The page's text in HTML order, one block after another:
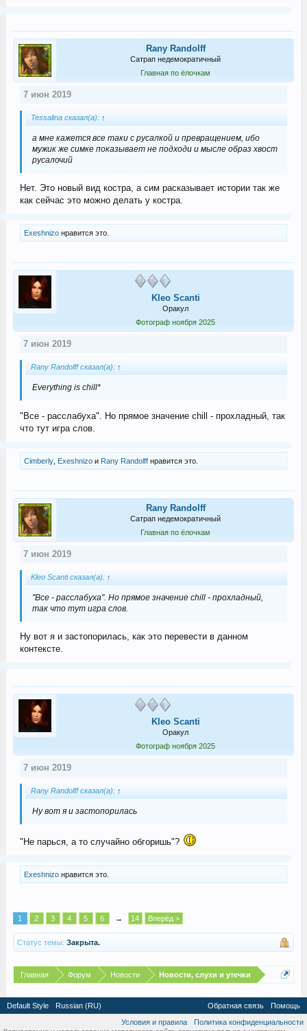
Rany Randolff
Сатрап недемократичный
Главная по ёлочкам
7 июн 2019
Tessalina сказал(а): ↑
а мне кажется все таки с русалкой и превращением, ибо
мужик же симке показывает не подходи и мысле образ хвост
русалочий
Нет. Это новый вид костра, а сим расказывает истории так же
как сейчас это можно делать у костра.
Exeshnizoнравится это.
Kleo Scanti
Оракул
Фотограф ноября 2025
7 июн 2019
Rany Randolff сказал(а): ↑
Everything is chill*
"Все - расслабуха". Но прямое значение chill - прохладный, так
что тут игра слов.
Cimberly, Exeshnizoи Rany Randolffнравится это.
Rany Randolff
Сатрап недемократичный
Главная по ёлочкам
7 июн 2019
Kleo Scanti сказал(а): ↑
"Все - расслабуха". Но прямое значение chill - прохладный,
так что тут игра слов.
Ну вот я и застопорилась, как это перевести в данном
контексте.
Kleo Scanti
Оракул
Фотограф ноября 2025
7 июн 2019
Rany Randolff сказал(а): ↑
Ну вот я и застопорилась
"Не парься, а то случайно обгоришь"?
Exeshnizoнравится это.
1 2 3 4 5 6 → 14 Вперёд >
Статус темы: Закрыта.
Главная Форум Новости Новости, слухи и утечки
Default Style Russian (RU) Обратная связь
Помощь
Условия и правила
Политика конфиденциальности